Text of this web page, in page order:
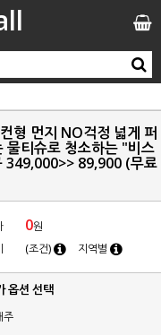
형 먼지 NO걱정 넓게 퍼
물티슈로 청소하는 "비스
349,000>> 89,900 (무료
0원
(조건) 지역별
옵션 선택
주